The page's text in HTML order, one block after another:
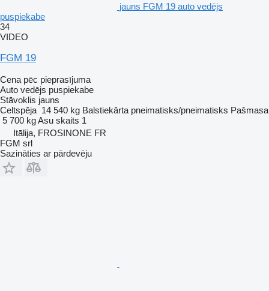
jauns FGM 19 auto vedējs
puspiekabe
34
VIDEO
FGM 19
Cena pēc pieprasījuma
Auto vedējs puspiekabe
Stāvoklis jauns
Celtspēja 14 540 kg Balstiekārta pneimatisks/pneimatisks Pašmasa
5 700 kgAsu skaits 1
Itālija, FROSINONE FR
FGM srl
Sazināties ar pārdevēju